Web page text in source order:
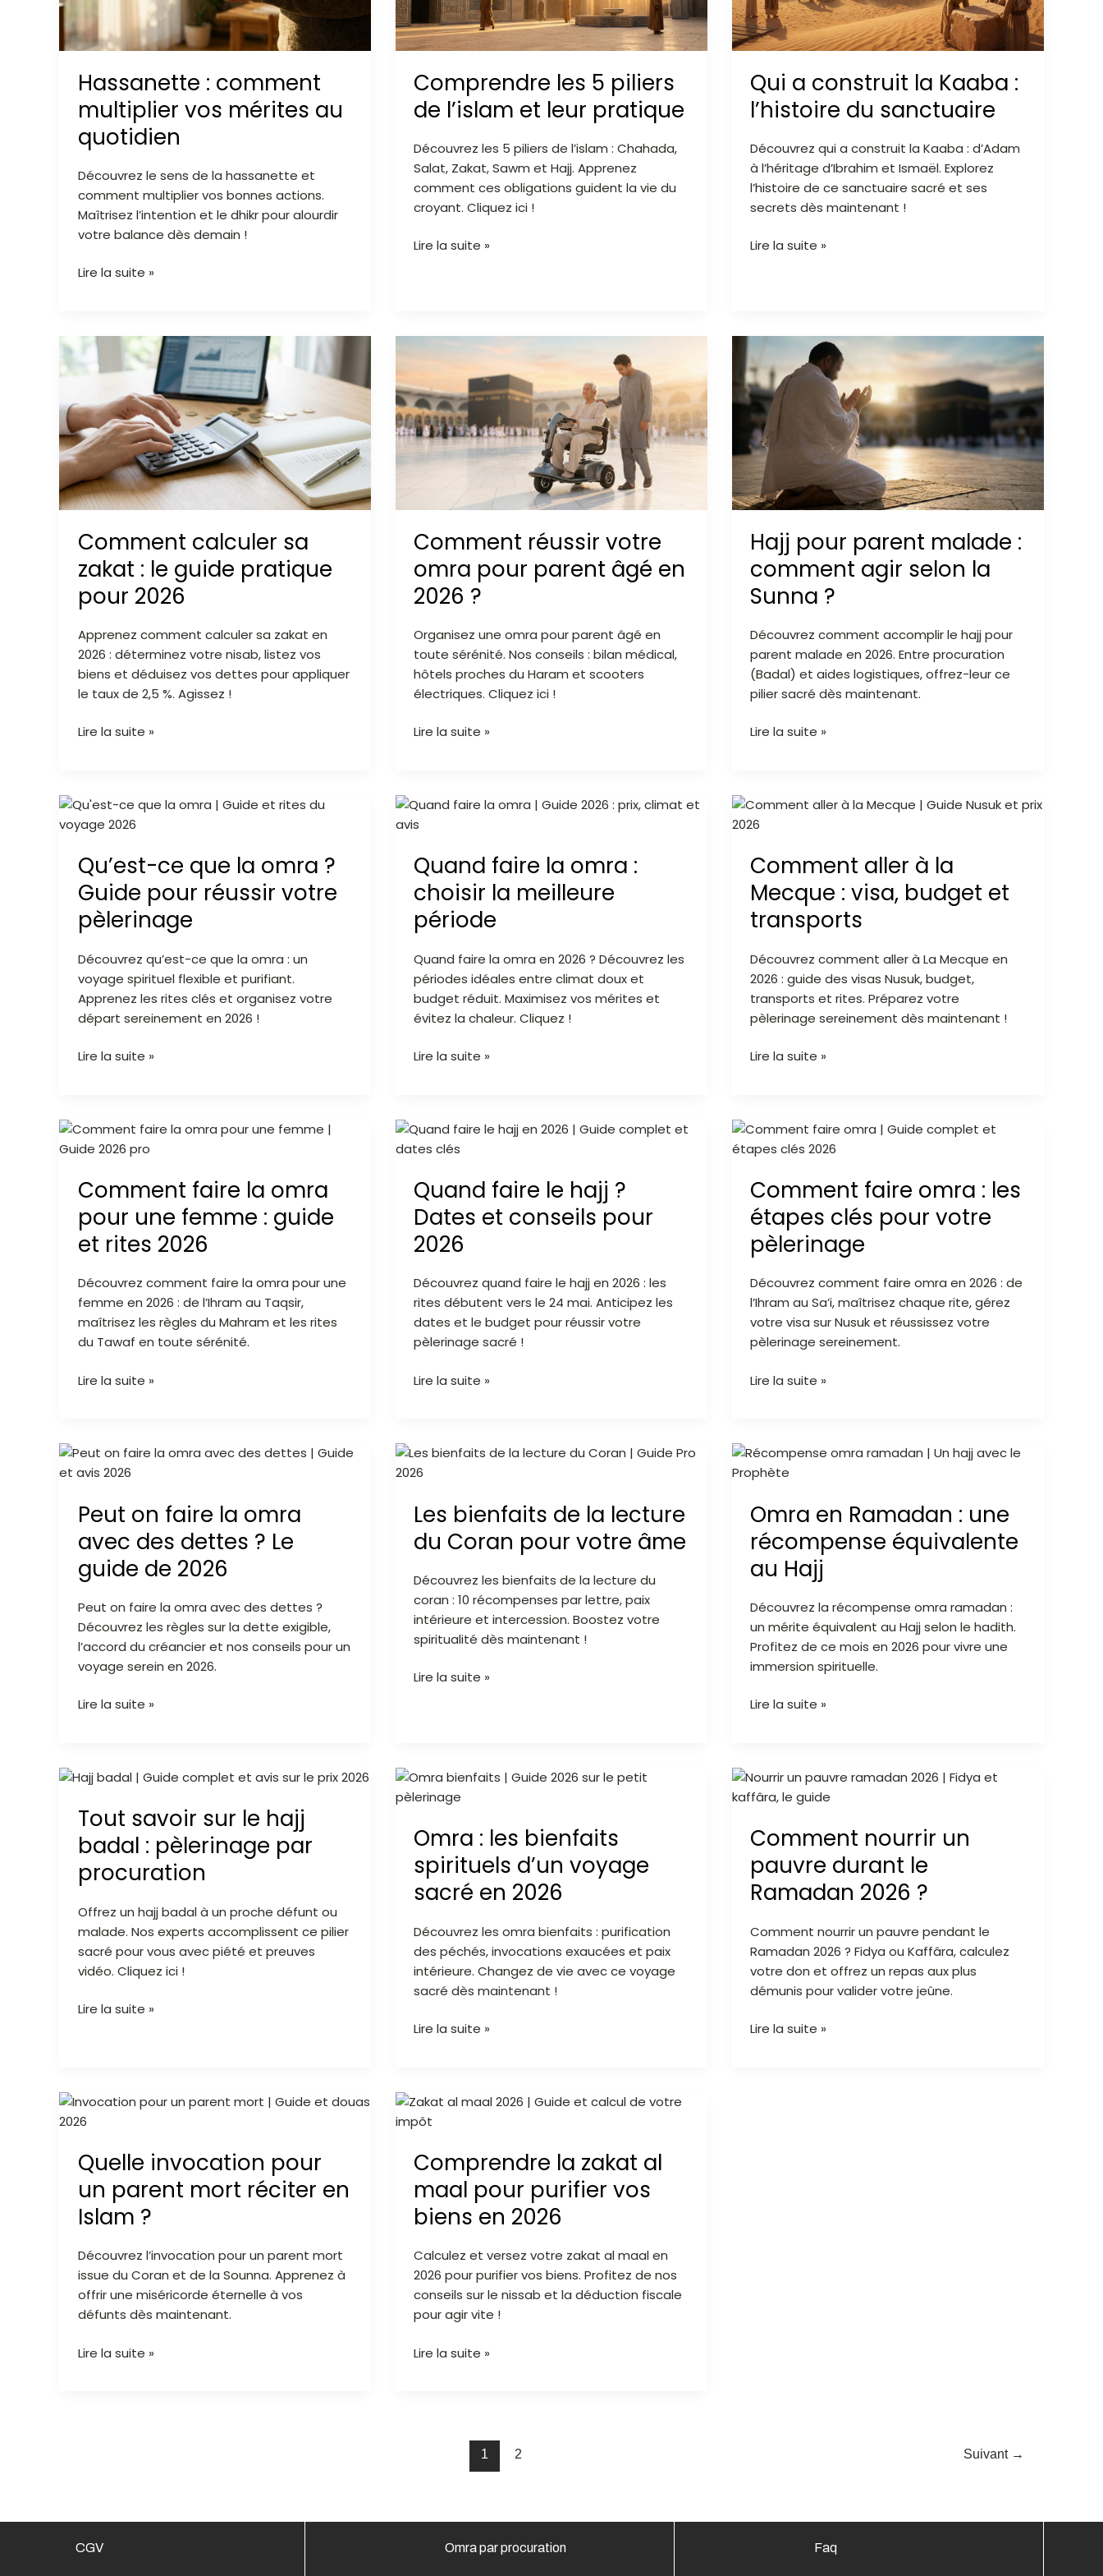
Hassanette : comment
multiplier vos mérites au
quotidien
Découvrez le sens de la hassanette et
comment multiplier vos bonnes actions.
Maîtrisez l’intention et le dhikr pour alourdir
votre balance dès demain !
quotidien
Lire la suite »
Comprendre les 5 piliers
de l’islam et leur pratique
Découvrez les 5 piliers de l’islam : Chahada,
Salat, Zakat, Sawm et Hajj. Apprenez
comment ces obligations guident la vie du
croyant. Cliquez ici !
leur
pratique
Lire la suite »
Qui a construit la Kaaba :
l’histoire du sanctuaire
Découvrez qui a construit la Kaaba : d’Adam
à l’héritage d’Ibrahim et Ismaël. Explorez
l’histoire de ce sanctuaire sacré et ses
secrets dès maintenant !
l’histoire
du
sanctuaire
Lire la suite »
Comment calculer sa
zakat : le guide pratique
pour 2026
Apprenez comment calculer sa zakat en
2026 : déterminez votre nisab, listez vos
biens et déduisez vos dettes pour appliquer
le taux de 2,5 %. Agissez !
Comment
calculer
zakat
:
le
guide
pratique
pour
Lire la suite »
Comment réussir votre
omra pour parent âgé en
2026 ?
Organisez une omra pour parent âgé en
toute sérénité. Nos conseils : bilan médical,
hôtels proches du Haram et scooters
électriques. Cliquez ici !
Comment
votre
omra
pour
parent
âgé
Lire la suite »
Hajj pour parent malade :
comment agir selon la
Sunna ?
Découvrez comment accomplir le hajj pour
parent malade en 2026. Entre procuration
(Badal) et aides logistiques, offrez-leur ce
pilier sacré dès maintenant.
Hajj
pour
parent
malade
:
comment
agir
selon
la
?
Lire la suite »
Qu’est-ce que la omra ?
Guide pour réussir votre
pèlerinage
Découvrez qu’est-ce que la omra : un
voyage spirituel flexible et purifiant.
Apprenez les rites clés et organisez votre
départ sereinement en 2026 !
Qu’est-
ce
la
omra
?
Guide
réussir
votre
pèlerinage
Lire la suite »
Quand faire la omra :
choisir la meilleure
période
Quand faire la omra en 2026 ? Découvrez les
périodes idéales entre climat doux et
budget réduit. Maximisez vos mérites et
évitez la chaleur. Cliquez !
Quand
faire
omra
choisir
la
période
Lire la suite »
Comment aller à la
Mecque : visa, budget et
transports
Découvrez comment aller à La Mecque en
2026 : guide des visas Nusuk, budget,
transports et rites. Préparez votre
pèlerinage sereinement dès maintenant !
Comment
aller
la
Mecque
:
visa,
et
transports
Lire la suite »
Comment faire la omra
pour une femme : guide
et rites 2026
Découvrez comment faire la omra pour une
femme en 2026 : de l’Ihram au Taqsir,
maîtrisez les règles du Mahram et les rites
du Tawaf en toute sérénité.
Comment
faire
omra
une
femme
guide
et
rites
2026
Lire la suite »
Quand faire le hajj ?
Dates et conseils pour
2026
Découvrez quand faire le hajj en 2026 : les
rites débutent vers le 24 mai. Anticipez les
dates et le budget pour réussir votre
pèlerinage sacré !
Quand
faire
hajj
?
Dates
et
pour
2026
Lire la suite »
Comment faire omra : les
étapes clés pour votre
pèlerinage
Découvrez comment faire omra en 2026 : de
l’Ihram au Sa’i, maîtrisez chaque rite, gérez
votre visa sur Nusuk et réussissez votre
pèlerinage sereinement.
Comment
faire
:
les
étapes
clés
votre
pèlerinage
Lire la suite »
Peut on faire la omra
avec des dettes ? Le
guide de 2026
Peut on faire la omra avec des dettes ?
Découvrez les règles sur la dette exigible,
l’accord du créancier et nos conseils pour un
voyage serein en 2026.
Peut
on
la
avec
des
?
Le
guide
de
Lire la suite »
Les bienfaits de la lecture
du Coran pour votre âme
Découvrez les bienfaits de la lecture du
coran : 10 récompenses par lettre, paix
intérieure et intercession. Boostez votre
spiritualité dès maintenant !
Les
bienfaits
la
lecture
du
pour
votre
âme
Lire la suite »
Omra en Ramadan : une
récompense équivalente
au Hajj
Découvrez la récompense omra ramadan :
un mérite équivalent au Hajj selon le hadith.
Profitez de ce mois en 2026 pour vivre une
immersion spirituelle.
Omra
en
:
une
récompense
équivalente
Hajj
Lire la suite »
Tout savoir sur le hajj
badal : pèlerinage par
procuration
Offrez un hajj badal à un proche défunt ou
malade. Nos experts accomplissent ce pilier
sacré pour vous avec piété et preuves
vidéo. Cliquez ici !
Tout
sur
le
hajj
badal
pèlerinage
par
procuration
Lire la suite »
Omra : les bienfaits
spirituels d’un voyage
sacré en 2026
Découvrez les omra bienfaits : purification
des péchés, invocations exaucées et paix
intérieure. Changez de vie avec ce voyage
sacré dès maintenant !
Omra
:
bienfaits
spirituels
d’un
voyage
en
2026
Lire la suite »
Comment nourrir un
pauvre durant le
Ramadan 2026 ?
Comment nourrir un pauvre pendant le
Ramadan 2026 ? Fidya ou Kaffâra, calculez
votre don et offrez un repas aux plus
démunis pour valider votre jeûne.
Comment
nourrir
pauvre
le
Ramadan
?
Lire la suite »
Quelle invocation pour
un parent mort réciter en
Islam ?
Découvrez l’invocation pour un parent mort
issue du Coran et de la Sounna. Apprenez à
offrir une miséricorde éternelle à vos
défunts dès maintenant.
Quelle
invocation
un
parent
mort
réciter
Islam
?
Lire la suite »
Comprendre la zakat al
maal pour purifier vos
biens en 2026
Calculez et versez votre zakat al maal en
2026 pour purifier vos biens. Profitez de nos
conseils sur le nissab et la déduction fiscale
pour agir vite !
Comprendre
la
al
pour
purifier
biens
en
2026
Lire la suite »
1 2 Suivant →
CGV Omra par procuration Faq